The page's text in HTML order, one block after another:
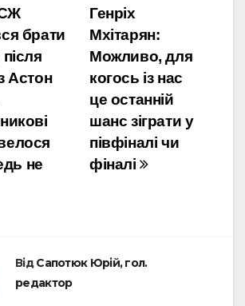
Генріх
Мхітарян:
Можливо, для
когось із нас
це останній
шанс зіграти у
півфіналі чи
фіналі
брати
Астон
не
ВідСапотюк Юрій, гол.
редактор